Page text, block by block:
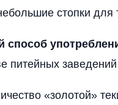
стопки для
способ
питейных
«золотой»